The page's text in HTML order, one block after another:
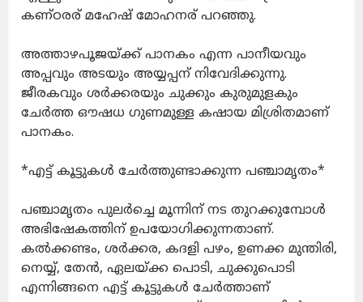
കണ്ഠരര് മഹേഷ് മോഹനര് പറഞ്ഞു.
അത്താഴപൂജയ്ക്ക് പാനകം എന്ന പാനീയവും
അപ്പവും അടയും അയ്യപ്പന് നിവേദിക്കുന്നു.
ജീരകവും ശർക്കരയും ചുക്കും കുരുമുളകും
ചേർത്ത ഔഷധ ഗുണമുള്ള കഷായ മിശ്രിതമാണ്
പാനകം.
*എട്ട് കൂട്ടുകൾ ചേർത്തുണ്ടാക്കുന്ന പഞ്ചാമൃതം*
പഞ്ചാമൃതം പുലർച്ചെ മൂന്നിന് നട തുറക്കുമ്പോൾ
അഭിഷേകത്തിന് ഉപയോഗിക്കുന്നതാണ്.
കൽക്കണ്ടം, ശർക്കര, കദളി പഴം, ഉണക്ക മുന്തിരി,
നെയ്യ്, തേൻ, ഏലയ്ക്ക പൊടി, ചുക്കുപൊടി
എന്നിങ്ങനെ എട്ട് കൂട്ടുകൾ ചേർത്താണ്